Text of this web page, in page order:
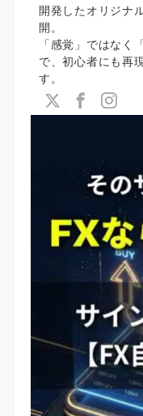
開発したオリジナ
開。
「感覚」ではなく
で、初心者にも再
す。